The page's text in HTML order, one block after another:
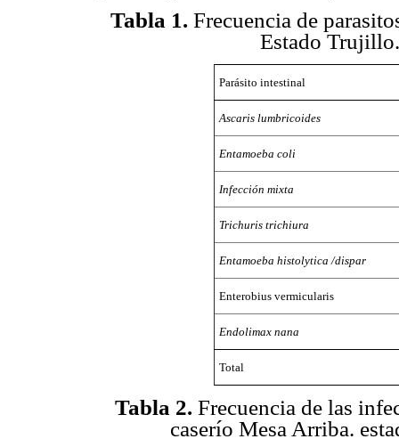
Tabla 1. Frecuencia de
Estado
Parásito intestinal
Ascaris lumbricoides
Entamoeba coli
Infección mixta
Trichuris trichiura
Entamoeba histolytica /dispar
Enterobius vermicularis
Endolimax nana
Total
Tabla 2. Frecuencia de las
caserío Mesa Arriba.